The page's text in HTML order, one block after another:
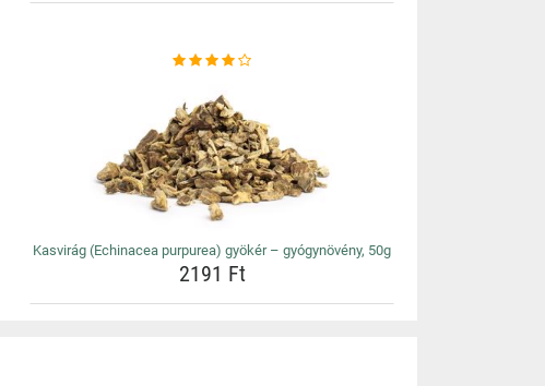
Kasvirág (Echinacea purpurea) gyökér – gyógynövény, 50g
2191 Ft